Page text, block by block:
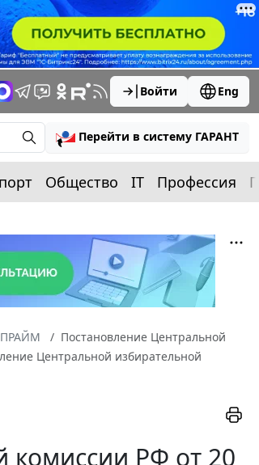
Войти Eng
Перейти в систему ГАРАНТ
Общество IT Профессия
ПРАЙМ
Постановление Центральной
Центральной избирательной
комиссии РФ от 20